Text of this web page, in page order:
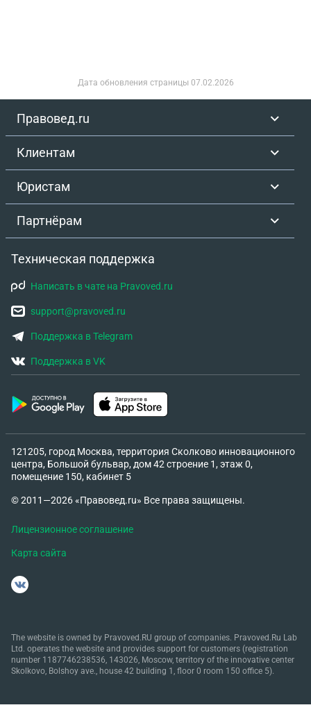
Дата обновления страницы 07.02.2026
Правовед.ru
Клиентам
Юристам
Партнёрам
Техническая поддержка
Написать в чате на Pravoved.ru
support@pravoved.ru
Поддержка в Telegram
Поддержка в VK
121205, город Москва, территория Сколково инновационного
центра, Большой бульвар, дом 42 строение 1, этаж 0,
помещение 150, кабинет 5
© 2011—2026 «Правовед.ru» Все права защищены.
Лицензионное соглашение
Карта сайта
The website is owned by Pravoved.RU group of companies. Pravoved.Ru Lab
Ltd. operates the website and provides support for customers (registration
number 1187746238536, 143026, Moscow, territory of the innovative center
Skolkovo, Bolshoy ave., house 42 building 1, floor 0 room 150 office 5).